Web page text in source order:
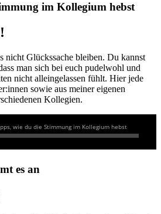
im Kollegium hebst
nicht Glückssache bleiben. Du kannst
man sich bei euch pudelwohl und
nicht alleingelassen fühlt. Hier jede
sowie aus meiner eigenen
Kollegien.
es an